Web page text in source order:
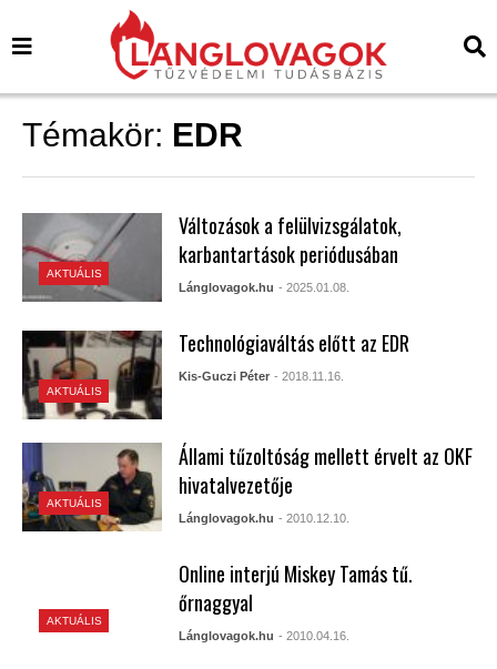
Témakör: EDR
AKTUÁLIS
Változások a felülvizsgálatok,
karbantartások periódusában
Lánglovagok.hu - 2025.01.08.
AKTUÁLIS
Technológiaváltás előtt az EDR
Kis-Guczi Péter - 2018.11.16.
AKTUÁLIS
Állami tűzoltóság mellett érvelt az OKF
hivatalvezetője
Lánglovagok.hu - 2010.12.10.
AKTUÁLIS
Online interjú Miskey Tamás tű.
őrnaggyal
Lánglovagok.hu - 2010.04.16.